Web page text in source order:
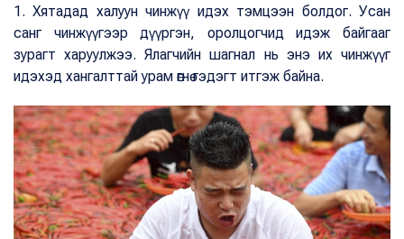
1. Хятадад халуун чинжүү идэх тэмцээн болдог. Усан
санг чинжүүгээр дүүргэн, оролцогчид идэж байгааг
зурагт харуулжээ. Ялагчийн шагнал нь энэ их чинжүүг
идэхэд хангалттай урам өгнө гэдэгт итгэж байна.